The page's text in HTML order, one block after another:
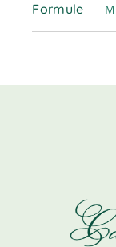
Formule